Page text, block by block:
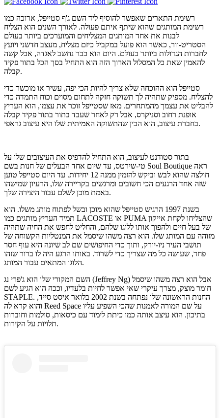
רשימת התארים שאפשר להוסיף ליד השם ג'ף סטייפל, ארוכה כמו
רשימת המותגים שהוא שיתף איתם פעולה. לאורך השנים הוא הצליח
לבנות את אחד המותגים המצליחים והמוערכים ביותר בעולם
הסטריט-וור, כאשר הוא פועל במקביל כיזם מצליח, מעצב חדשני ויועץ
לחברות הגדולות ביותר בעולם. היום הוא כבר נחשב לאגדה, אבל קשה
להאמין שאת כל המסלול הארוך הזה הוא התחיל בסך הכל בתור פקיד
קבלה.
סטייפל הוא ההוכחה שלא צריך להיות הכי יפה, עשיר או מוכשר כדי
להצליח. מספיק שתהיה לך תשוקה חזקה לתחום מסוים וכוח התמדה כדי
להבליט את עצמך מהמתחרים. מאז שסטייפל זוכר את עצמו, הוא העריץ
אופנת רחוב וסניקרס, אבל רק לאחר שעבד בתור בתור פקיד קבלה
בחברת עיצוב, הוא הבין שהתשוקה האמיתית שלו היא עיצוב גראפי.
בתור סטודנט לעיצוב, הוא התחיל להדפיס את העיצובים שלו על
טי-שירטס, עד שיום אחד הבעלים של חנות בשם Soul Boutique ראה
חולצה שהוא לבש וביקש להזמין ממנה 12 יחידות. עד היום סטייפל טוען
שזה אחד הרגעים הכי חשובים ומרגשים בקריירה שלו, הרעיון שמישהו
באמת מוכן לשלם עבור היצירה שלך.
בשנת 1997 הרגיש סטייפל שהוא מוכן ובשל לפתוח מותג משלו. הוא
תמיד העריץ מותגים כמו LACOSTE או PUMA שהצליחו לקחת אייקון
של בעל חיים ולהפוך אותו ללוגו שלהם, והחליט לחפש את החיה שתהיה
מזוהה עם המותג שלו. הוא רצה משהו שיסמל את המנטליות הקשוחה של
תושבי העיר ניו-יורק, ותוך כדי החיפושים שם לב שיונה היא עוף חסר
פחד, שעושה כל מה שצריך כדי לשרוד. באותו הרגע היה לו ברור שזהו
הלוגו המתאים עבור המותג.
השם המקורי שלו הוא ג'פרי נג (Jeffrey Ng) אבל הוא רצה משהו שיסמל
חומר מוצק, מצרך עיקרי שאי אפשר לחיות בלעדיו, וככה הוא הגיע לשם
STAPLE. החנות הראשונה שלו נפתחה בשנת 2002 בלואר איסט סייד,
והוא קרא לה Reed Space על שם המורה לאמנות שהכי השפיע עליו
בתיכון. הוא עיצב אותה כמו כיתת לימוד עם כיסאות, סולמות וחוברות
תלויות על הקירות.